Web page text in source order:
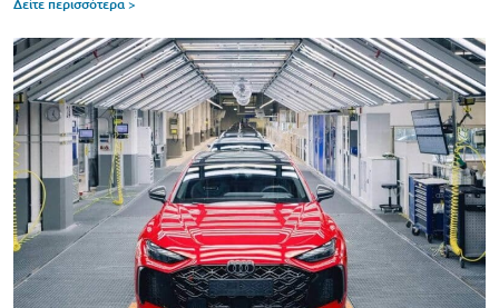
Δείτε περισσότερα >